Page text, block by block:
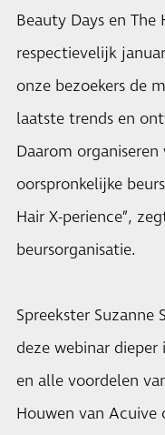
Beauty Days en The
respectievelijk
onze bezoekers de
laatste trends en
Daarom
oorspronkelijke
Hair X-perience”,
beursorganisatie.
Spreekster Suzanne
deze webinar
en alle voordelen
Houwen van